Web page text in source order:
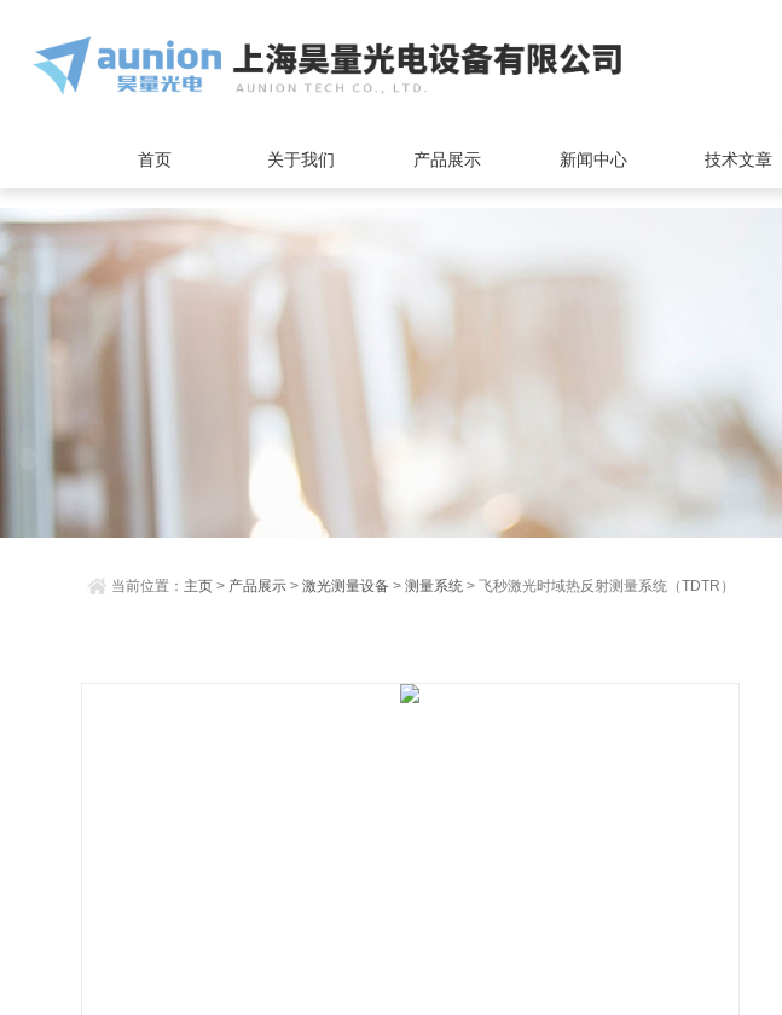
首页 关于我们 产品展示 新闻中心 技术文章
当前位置： 主页 > 产品展示 >激光测量设备 >测量系统 > 飞秒激光时域热反射测量系统（TDTR）